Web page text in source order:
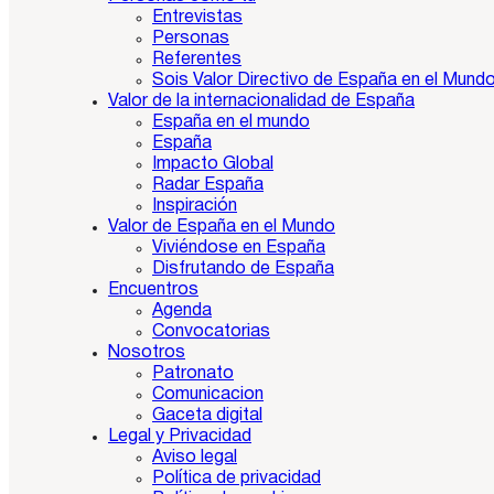
Entrevistas
Personas
Referentes
Sois Valor Directivo de España en el
Valor de la internacionalidad de España
España en el mundo
España
Impacto Global
Radar España
Inspiración
Valor de España en el Mundo
Viviéndose en España
Disfrutando de España
Encuentros
Agenda
Convocatorias
Nosotros
Patronato
Comunicacion
Gaceta digital
Legal y Privacidad
Aviso legal
Política de privacidad